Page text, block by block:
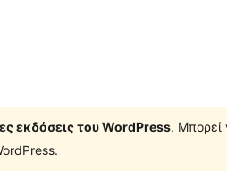
εκδόσεις του WordPress. Μπορεί